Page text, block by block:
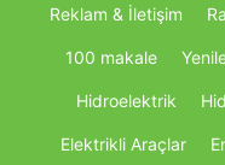
Reklam & İletişim
100 makale
Hidroelektrik
Elektrikli Araçlar